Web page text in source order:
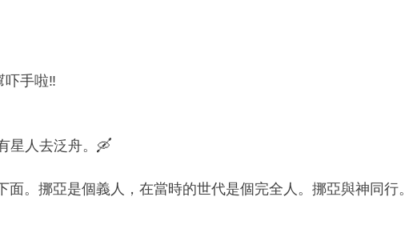
吓手啦‼️
星人去泛舟。🛶
。挪亞是個義人，在當時的世代是個完全人。挪亞與神同行。